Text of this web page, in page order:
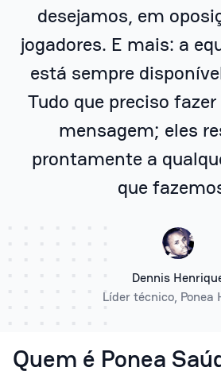
desejamos, em
jogadores. E mais: a
está sempre
Tudo que preciso
mensagem; eles
prontamente a
que
Dennis
Líder técnico, Ponea
Quem é Ponea